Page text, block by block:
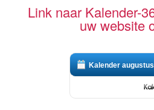
Link naar Kalender-
uw website
Kalender